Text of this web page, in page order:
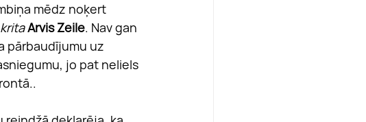
mēdz noķert
kritaArvis Zeile. Nav gan
pārbaudījumu uz
jo pat neliels